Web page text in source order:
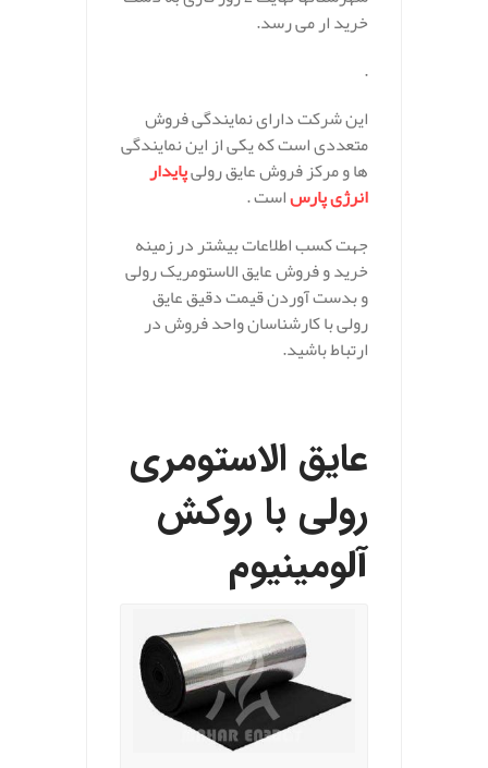
خرید ار می رسد.
.
این شرکت دارای نمایندگی فروش
متعددی است که یکی از این نمایندگی
ها و مرکز فروش عایق رولیپایدار
انرژی پارساست .
جهت کسب اطلاعات بیشتر در زمینه
خرید و فروش عایق الاستومریک رولی
و بدست آوردن قیمت دقیق عایق
رولی با کارشناسان واحد فروش در
ارتباط باشید.
عایق الاستومری
رولی با روکش
آلومینیوم